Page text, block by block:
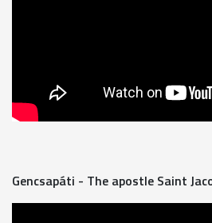
Gencsapáti - The apostle Saint